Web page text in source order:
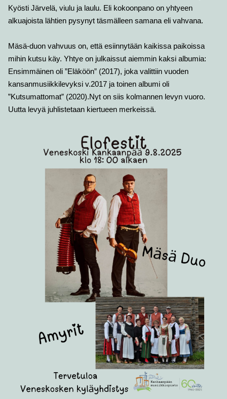
Kyösti Järvelä, viulu ja laulu. Eli kokoonpano on yhtyeen
alkuajoista lähtien pysynyt täsmälleen samana eli vahvana.
Mäsä-duon vahvuus on, että esiinnytään kaikissa paikoissa
mihin kutsu käy. Yhtye on julkaissut aiemmin kaksi albumia:
Ensimmäinen oli ”Eläköön” (2017), joka valittiin vuoden
kansanmusiikkilevyksi v.2017 ja toinen albumi oli
”Kutsumattomat” (2020).Nyt on siis kolmannen levyn vuoro.
Uutta levyä juhlistetaan kiertueen merkeissä.